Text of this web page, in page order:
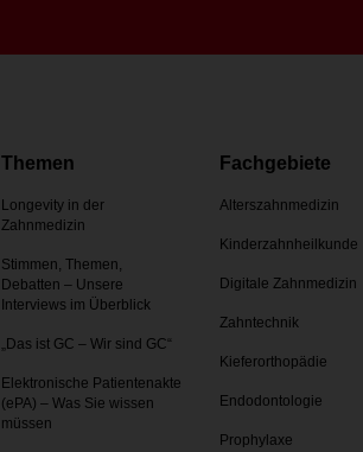
Themen
Longevity in der
Zahnmedizin
Stimmen, Themen,
Debatten – Unsere
Interviews im Überblick
„Das ist GC – Wir sind GC“
Elektronische Patientenakte
(ePA) – Was Sie wissen
müssen
Fachgebiete
Alterszahnmedizin
Kinderzahnheilkunde
Digitale Zahnmedizin
Zahntechnik
Kieferorthopädie
Endodontologie
Prophylaxe